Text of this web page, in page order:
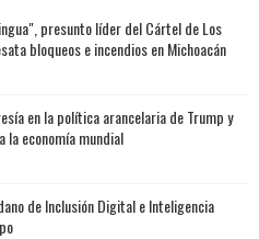
presunto líder del Cártel de Los
bloqueos e incendios en Michoacán
en la política arancelaria de Trump y
la economía mundial
de Inclusión Digital e Inteligencia